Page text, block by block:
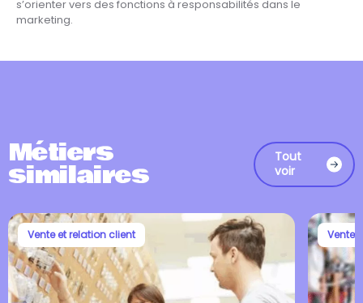
s’orienter vers des fonctions à responsabilités dans le
marketing.
Métiers
similaires
Tout
voir
Vente et relation client Vente